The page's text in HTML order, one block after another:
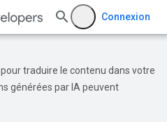
Connexion
traduire le contenu dans votre
générées par IA peuvent